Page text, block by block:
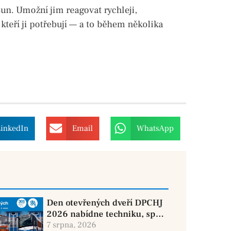
Umožní jim reagovat rychleji,
ji potřebují — a to během několika
Email WhatsApp
Den otevřených dveří DPCHJ
2026 nabídne techniku, sport
i jízdy historickými vozy
7 srpna, 2026